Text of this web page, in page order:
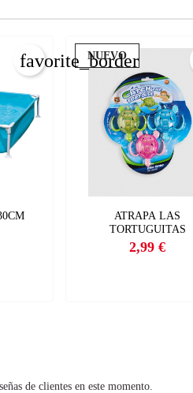
favorite_border
ATRAPA LAS
TORTUGUITAS
Precio
2,99 €
NUEVO
de clientes en este momento.
LISTA DE DESEOS